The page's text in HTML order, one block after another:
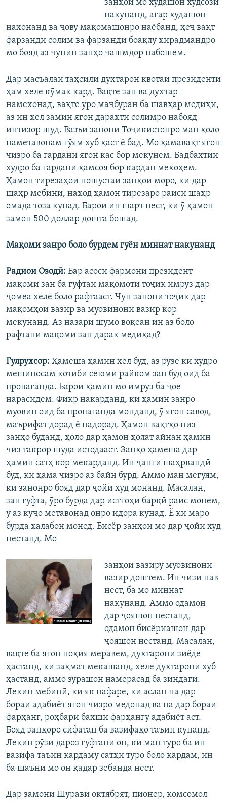
занҳои мо худашон худсозӣ
накунанд, агар худашон
нахонанд ва ҷову мақомашонро наёбанд, ҳеҷ вақт
фарзанди солим ва фарзанди боақлу хирадмандро
мо бояд аз чунин занҳо чашмдор набошем.
Дар масъалаи таҳсили духтарон квотаи президентӣ
ҳам хеле кӯмак кард. Вақте зан ва духтар
намехонад, вақте ӯро маҷбуран ба шавҳар медиҳӣ,
аз ин хел замин ягон дарахти солимро набояд
интизор шуд. Вазъи занони Тоҷикистонро ман ҳоло
наметавонам гӯям хуб ҳаст ё бад. Мо ҳамавақт ягон
чизро ба гардани ягон кас бор мекунем. Бадбахтии
худро ба гардани ҳамсоя бор кардан мехоҳем.
Ҳамон тирезаҳои ношустаи занҳои моро, ки дар
шаҳр мебинӣ, наход ҳамон тирезаро раиси шаҳр
омада тоза кунад. Барои ин шарт нест, ки ӯ ҳамон
замон 500 доллар дошта бошад.
Мақоми занро боло бурдем гуён миннат накунанд
Радиои Озодӣ: Бар асоси фармони президент
мақоми зан ба гуфтаи мақомоти тоҷик имрӯз дар
ҷомеа хеле боло рафтааст. Чун занони тоҷик дар
мақомҳои вазир ва муовинони вазир кор
мекунанд. Аз назари шумо воқеан ин аз боло
рафтани мақоми зан дарак медиҳад?
Гулрухсор: Ҳамеша ҳамин хел буд, аз рӯзе ки худро
мешиносам котиби сеюми райком зан буд оид ба
пропаганда. Барои ҳамин мо имрӯз ба ҷое
нарасидем. Фикр накарданд, ки ҳамин занро
муовин оид ба пропаганда монданд, ӯ ягон савод,
маърифат дорад ё надорад. Ҳамон вақтҳо низ
занҳо буданд, ҳоло дар ҳамон ҳолат айнан ҳамин
чиз такрор шуда истодааст. Занҳо ҳамеша дар
ҳамин сатҳ кор мекарданд. Ин ҷанги шаҳрвандӣ
буд, ки ҳама чизро аз байн бурд. Аммо ман мегӯям,
ки занонро бояд дар ҷойи худ монанд. Масалан,
зан гуфта, ӯро бурда дар истгоҳи барқӣ раис монем,
ӯ аз куҷо метавонад онро идора кунад. Ё ки маро
бурда халабон монед. Бисёр занҳои мо дар ҷойи худ
нестанд. Мо
занҳои вазиру муовинони
вазир доштем. Ин чизи нав
нест, ба мо миннат
накунанд. Аммо одамон
дар ҷояшон нестанд,
одамон бисёриашон дар
ҷояшон нестанд. Масалан,
вақте ба ягон ноҳия меравем, духтарони зиёде
ҳастанд, ки заҳмат мекашанд, хеле духтарони хуб
ҳастанд, аммо зӯрашон намерасад ба зиндагӣ.
Лекин мебинӣ, ки як нафаре, ки аслан на дар
бораи адабиёт ягон чизро медонад ва на дар бораи
фарҳанг, роҳбари бахши фарҳангу адабиёт аст.
Бояд занҳоро сифатан ба вазифаҳо таъин кунанд.
Лекин рӯзи дароз гуфтани он, ки ман туро ба ин
вазифа таъин кардаму сатҳи туро боло кардам, ин
ба шаъни мо он қадар зебанда нест.
Дар замони Шӯравӣ октябрят, пионер, комсомол